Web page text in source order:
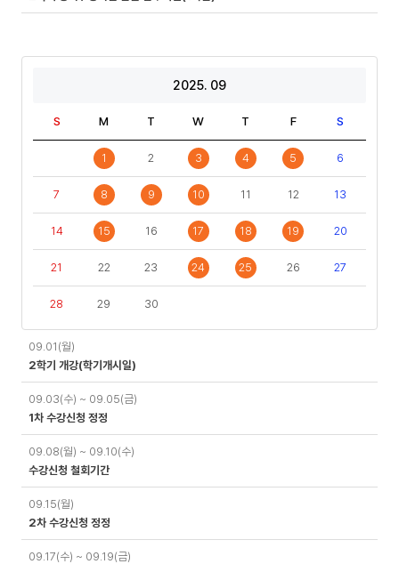
2025. 09
S M T W T F S
1 2 3 4 5 6
7 8 9 10 11 12 13
14 15 16 17 18 19 20
21 22 23 24 25 26 27
28 29 30
09.01(월)
2학기 개강(학기개시일)
09.03(수) ~ 09.05(금)
1차 수강신청 정정
09.08(월) ~ 09.10(수)
수강신청 철회기간
09.15(월)
2차 수강신청 정정
09.17(수) ~ 09.19(금)